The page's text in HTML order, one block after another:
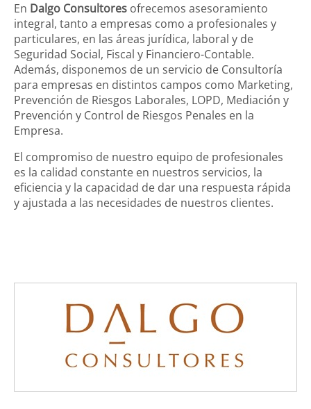
Login
En Dalgo Consultores ofrecemos asesoramiento
integral, tanto a empresas como a profesionales y
particulares, en las áreas jurídica, laboral y de
Seguridad Social, Fiscal y Financiero-Contable.
Además, disponemos de un servicio de Consultoría
para empresas en distintos campos como Marketing,
Prevención de Riesgos Laborales, LOPD, Mediación y
Prevención y Control de Riesgos Penales en la
Empresa.
El compromiso de nuestro equipo de profesionales
es la calidad constante en nuestros servicios, la
eficiencia y la capacidad de dar una respuesta rápida
y ajustada a las necesidades de nuestros clientes.